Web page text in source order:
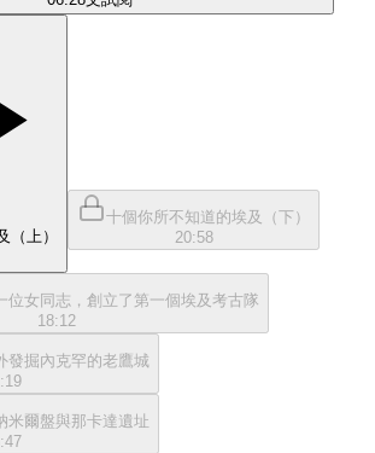
（上）
十個你所不知道的埃及（下）
20:58
位女同志，創立了第一個埃及考古隊
18:12
發掘內克罕的老鷹城
米爾盤與那卡達遺址